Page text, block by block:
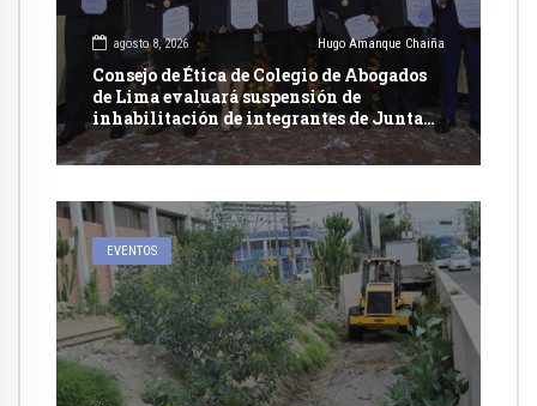
agosto 8, 2026 Hugo Amanque Chaiña
Consejo de Ética de Colegio de Abogados
de Lima evaluará suspensión de
inhabilitación de integrantes de Junta
Nacional de Justicia
EVENTOS